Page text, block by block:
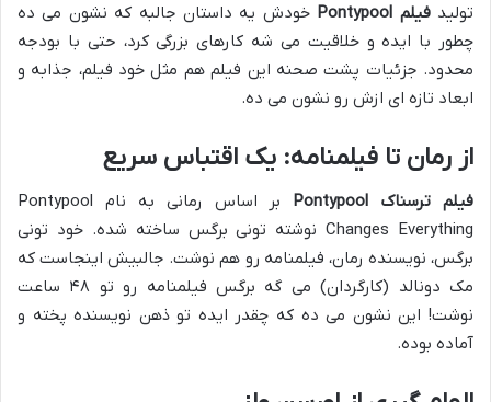
تولیدفیلم Pontypool
خودش یه داستان جالبه که نشون می ده
چطور با ایده و خلاقیت می شه کارهای بزرگی کرد، حتی با بودجه
محدود. جزئیات پشت صحنه این فیلم هم مثل خود فیلم، جذابه و
ابعاد تازه ای ازش رو نشون می ده.
از رمان تا فیلمنامه: یک اقتباس سریع
فیلم ترسناک Pontypool
بر اساس رمانی به نام Pontypool
Changes Everything نوشته تونی برگس ساخته شده. خود تونی
برگس، نویسنده رمان، فیلمنامه رو هم نوشت. جالبیش اینجاست که
مک دونالد (کارگردان) می گه برگس فیلمنامه رو تو ۴۸ ساعت
نوشت! این نشون می ده که چقدر ایده تو ذهن نویسنده پخته و
آماده بوده.